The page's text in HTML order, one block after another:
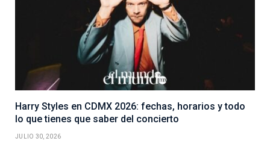
Harry Styles en CDMX 2026: fechas, horarios y todo
lo que tienes que saber del concierto
JULIO 30, 2026